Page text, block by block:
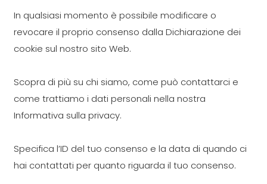
In qualsiasi momento è possibile modificare o
revocare il proprio consenso dalla Dichiarazione dei
cookie sul nostro sito Web.
Scopra di più su chi siamo, come può contattarci e
come trattiamo i dati personali nella nostra
Informativa sulla privacy.
Specifica l’ID del tuo consenso e la data di quando ci
hai contattati per quanto riguarda il tuo consenso.